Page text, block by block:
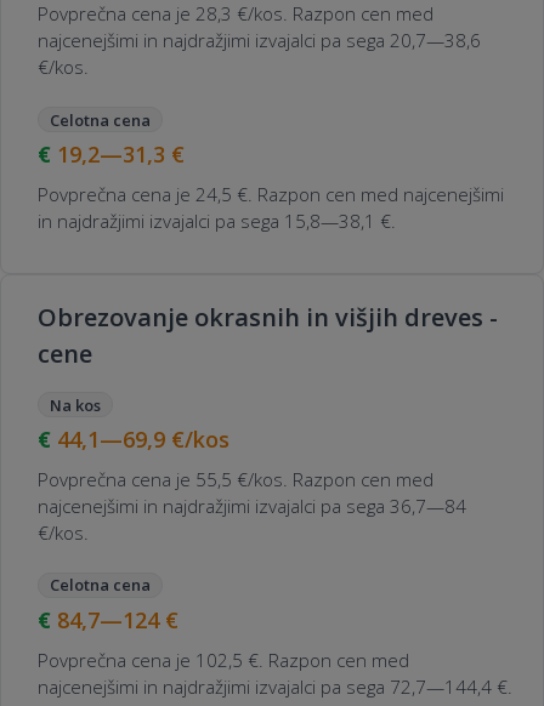
Povprečna cena je 28,3 €/kos. Razpon cen med
najcenejšimi in najdražjimi izvajalci pa sega 20,7—38,6
€/kos.
Celotna cena
19,2—31,3 €
Povprečna cena je 24,5 €. Razpon cen med najcenejšimi
in najdražjimi izvajalci pa sega 15,8—38,1 €.
Obrezovanje okrasnih in višjih dreves -
cene
Na kos
44,1—69,9 €/kos
Povprečna cena je 55,5 €/kos. Razpon cen med
najcenejšimi in najdražjimi izvajalci pa sega 36,7—84
€/kos.
Celotna cena
84,7—124 €
Povprečna cena je 102,5 €. Razpon cen med
najcenejšimi in najdražjimi izvajalci pa sega 72,7—144,4 €.